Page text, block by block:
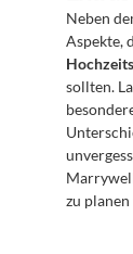
Neben
sollten.
zu